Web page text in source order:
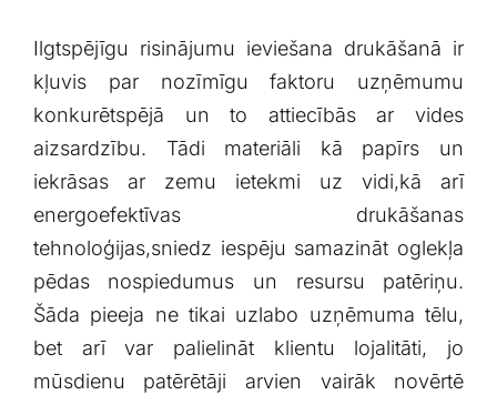
Ilgtspējīgu risinājumu ieviešana drukāšanā ‍ir‌
kļuvis par​ nozīmīgu faktoru uzņēmumu
konkurētspējā un ‍to attiecībās ar vides
aizsardzību. Tādi materiāli kā papīrs un
iekrāsas ar zemu ietekmi ‌uz vidi,kā arī
energoefektīvas drukāšanas
tehnoloģijas,sniedz iespēju samazināt⁤ oglekļa
pēdas ⁤nospiedumus un resursu patēriņu.
Šāda ​pieeja ⁢ne tikai ‍uzlabo uzņēmuma tēlu,
bet arī ​var palielināt klientu lojalitāti, jo
mūsdienu patērētāji arvien vairāk⁢ novērtē⁤